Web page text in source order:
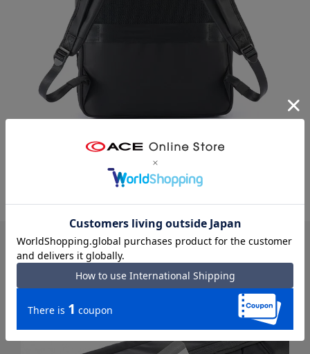
リュックユーザーに多いお悩み「摩擦による服のこすれ」。上
半分にメッシュ、下半分は本体生地を採用し、摩擦を軽減しつ
コーナーポケットは便利だけど、
利き手が逆なので、ちょっと使いにくい。
（20代・男性）